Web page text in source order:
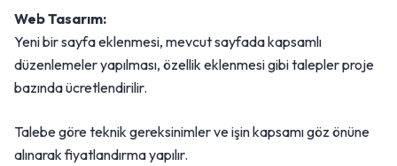
Web Tasarım:
Yeni bir sayfa eklenmesi, mevcut sayfada kapsamlı
düzenlemeler yapılması, özellik eklenmesi gibi talepler proje
bazında ücretlendirilir.
Talebe göre teknik gereksinimler ve işin kapsamı göz önüne
alınarak fiyatlandırma yapılır.